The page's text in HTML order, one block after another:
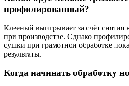
профилированный?
Клееный выигрывает за счёт снятия
при производстве. Однако
сушки при грамотной обработке
результаты.
Когда начинать обработку